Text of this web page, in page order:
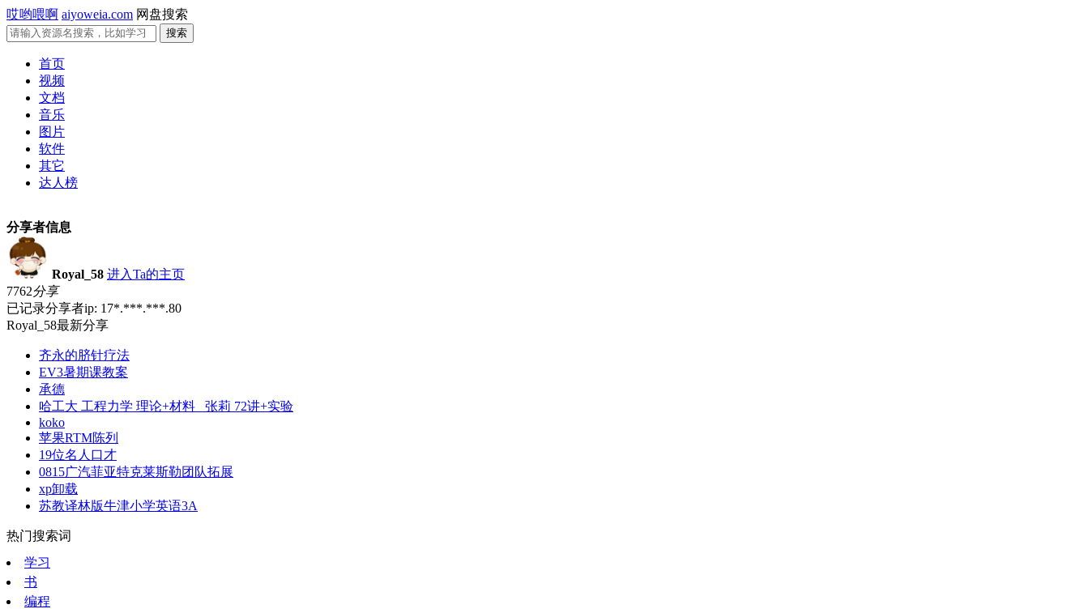
哎哟喂啊 aiyoweia.com 网盘搜索
首页
视频
文档
音乐
图片
软件
其它
达人榜
分享者信息
Royal_58 进入Ta的主页
7762分享
已记录分享者ip: 17*.***.***.80
Royal_58最新分享
齐永的脐针疗法
EV3暑期课教案
承德
哈工大 工程力学 理论+材料 _张莉 72讲+实验
koko
苹果RTM陈列
19位名人口才
0815广汽菲亚特克莱斯勒团队拓展
xp卸载
苏教译林版牛津小学英语3A
热门搜索词
学习
书
编程